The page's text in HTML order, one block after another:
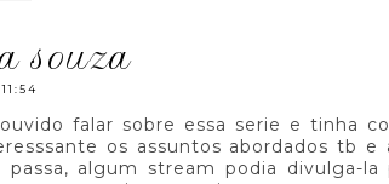
souza
falar sobre essa serie e tinha
os assuntos abordados tb
passa, algum stream podia divulga-